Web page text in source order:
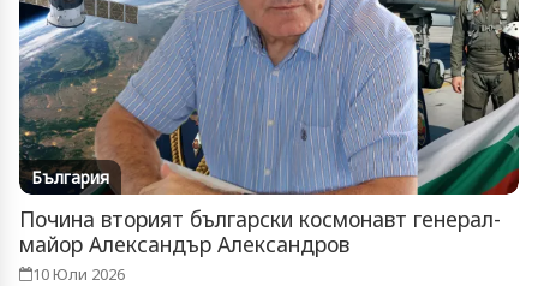
България
Почина вторият български космонавт генерал-
майор Александър Александров
10 Юли 2026